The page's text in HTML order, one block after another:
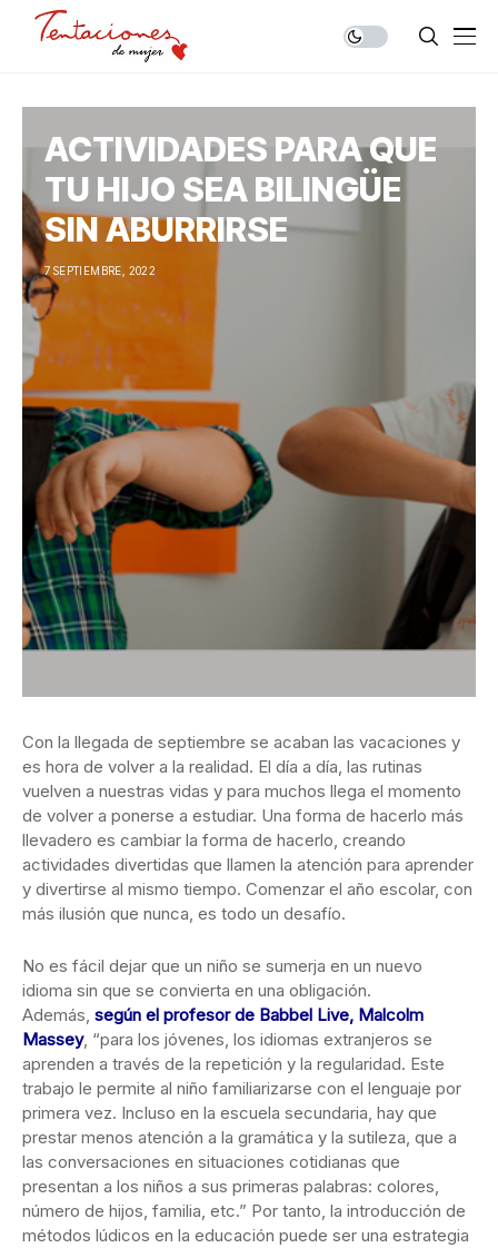
ACTIVIDADES PARA QUE
TU HIJO SEA BILINGÜE
SIN ABURRIRSE
7 SEPTIEMBRE, 2022
Con la llegada de septiembre se acaban las vacaciones y
es hora de volver a la realidad. El día a día, las rutinas
vuelven a nuestras vidas y para muchos llega el momento
de volver a ponerse a estudiar. Una forma de hacerlo más
llevadero es cambiar la forma de hacerlo, creando
actividades divertidas que llamen la atención para aprender
y divertirse al mismo tiempo. Comenzar el año escolar, con
más ilusión que nunca, es todo un desafío.
No es fácil dejar que un niño se sumerja en un nuevo
idioma sin que se convierta en una obligación.
Además, según el profesor de Babbel Live, Malcolm
Massey, “para los jóvenes, los idiomas extranjeros se
aprenden a través de la repetición y la regularidad. Este
trabajo le permite al niño familiarizarse con el lenguaje por
primera vez. Incluso en la escuela secundaria, hay que
prestar menos atención a la gramática y la sutileza, que a
las conversaciones en situaciones cotidianas que
presentan a los niños a sus primeras palabras: colores,
número de hijos, familia, etc.” Por tanto, la introducción de
métodos lúdicos en la educación puede ser una estrategia